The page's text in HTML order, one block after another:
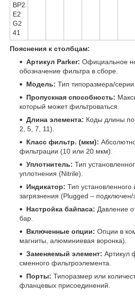
BP2
E2
G2
41
Пояснения к столбцам:
Артикул Parker: Официальное
обозначение фильтра в сборе.
Модель: Тип типоразмера/серии.
Пропускная способность:
который может фильтроваться.
Длина элемента: Коды длины по
2, 5, 7, 11).
Класс фильтр. (мкм):
фильтрации (10 или 20 мкм).
Уплотнитель: Тип
уплотнения (Nitrile).
Индикатор: Тип установленного
загрязнения (Plugged – подключен/
Настройка байпаса: Давление
бар.
Включенные опции: Опции в
магниты, алюминиевая воронка).
Заменяемый элемент: Артикул
сменного фильтроэлемента.
Порты: Типоразмер или
фланцевых присоединений.